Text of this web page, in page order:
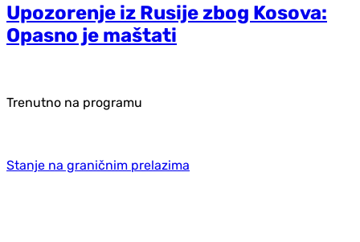
Upozorenje iz Rusije zbog Kosova:
Opasno je maštati
Trenutno na programu
Stanje na graničnim prelazima